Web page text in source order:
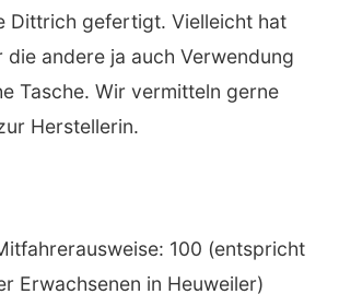
Dittrich gefertigt. Vielleicht hat
die andere ja auch Verwendung
Tasche. Wir vermitteln gerne
Herstellerin.
100 (entspricht
Erwachsenen in Heuweiler)